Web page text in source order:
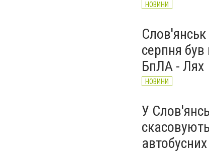
НОВИНИ
серпня був
БпЛА - Лях
НОВИНИ
У